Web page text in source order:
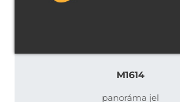
M1614
panoráma jel